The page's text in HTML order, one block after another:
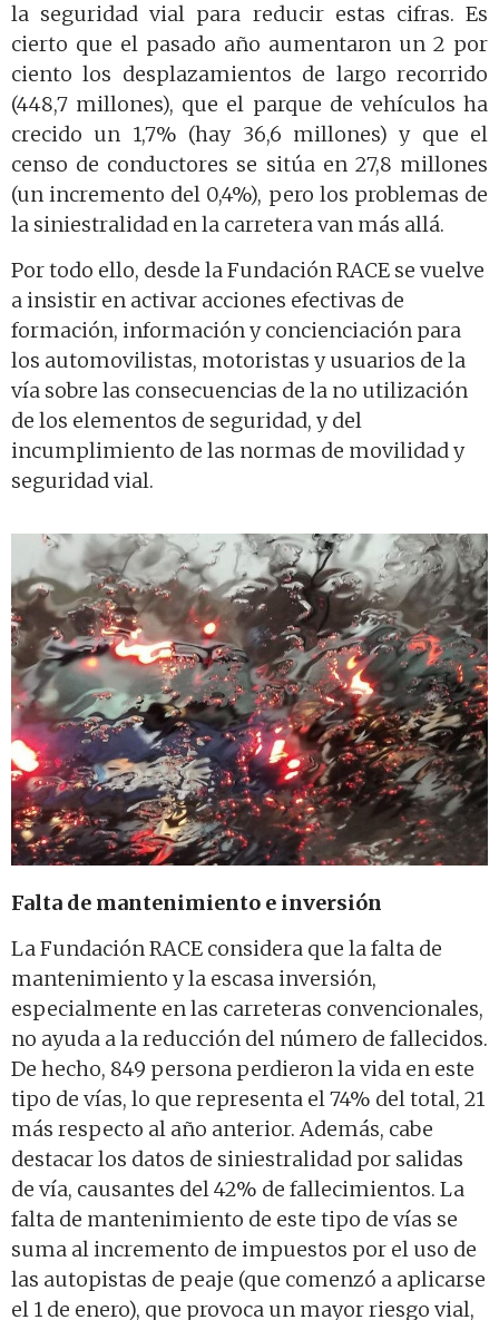
la seguridad vial para reducir estas cifras. Es
cierto que el pasado año aumentaron un 2 por
ciento los desplazamientos de largo recorrido
(448,7 millones), que el parque de vehículos ha
crecido un 1,7% (hay 36,6 millones) y que el
censo de conductores se sitúa en 27,8 millones
(un incremento del 0,4%), pero los problemas de
la siniestralidad en la carretera van más allá.
Por todo ello, desde la Fundación RACE se vuelve
a insistir en activar acciones efectivas de
formación, información y concienciación para
los automovilistas, motoristas y usuarios de la
vía sobre las consecuencias de la no utilización
de los elementos de seguridad, y del
incumplimiento de las normas de movilidad y
seguridad vial.
Falta de mantenimiento e inversión
La Fundación RACE considera que la falta de
mantenimiento y la escasa inversión,
especialmente en las carreteras convencionales,
no ayuda a la reducción del número de fallecidos.
De hecho, 849 persona perdieron la vida en este
tipo de vías, lo que representa el 74% del total, 21
más respecto al año anterior. Además, cabe
destacar los datos de siniestralidad por salidas
de vía, causantes del 42% de fallecimientos. La
falta de mantenimiento de este tipo de vías se
suma al incremento de impuestos por el uso de
las autopistas de peaje (que comenzó a aplicarse
el 1 de enero), que provoca un mayor riesgo vial,